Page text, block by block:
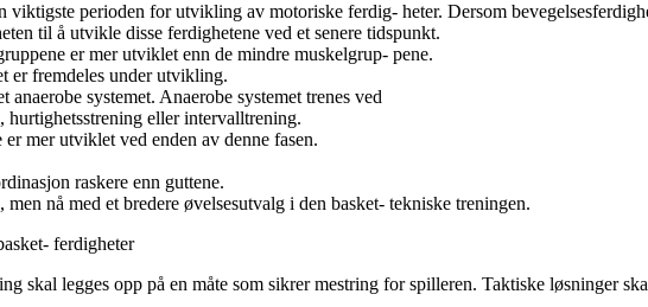
viktigste perioden for utvikling av motoriske ferdig- heter. Dersom
til å utvikle disse ferdighetene ved et senere tidspunkt.
er mer utviklet enn de mindre muskelgrup- pene.
er fremdeles under utvikling.
anaerobe systemet. Anaerobe systemet trenes ved
hurtighetsstrening eller intervalltrening.
mer utviklet ved enden av denne fasen.
raskere enn guttene.
nå med et bredere øvelsesutvalg i den basket- tekniske treningen.
ferdigheter
skal legges opp på en måte som sikrer mestring for spilleren. Taktiske løsninger